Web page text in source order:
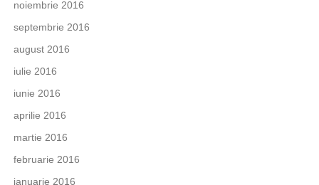
noiembrie 2016
septembrie 2016
august 2016
iulie 2016
iunie 2016
aprilie 2016
martie 2016
februarie 2016
ianuarie 2016